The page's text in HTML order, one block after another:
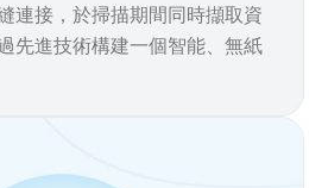
連接，於掃描期間同時擷取資
先進技術構建一個智能、無紙